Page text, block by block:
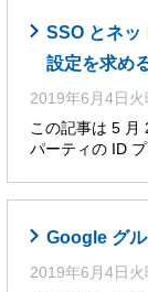
SSO とネッ
設定を求め
2019年6月4日火
この記事は 5 月
パーティの ID
Google グ
2019年6月4日火